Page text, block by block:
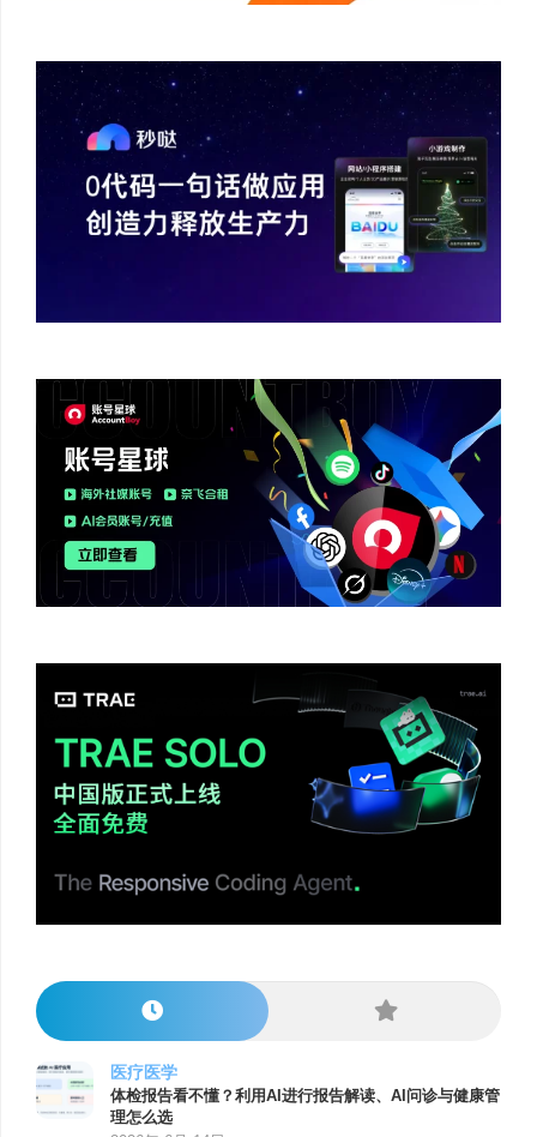
医疗医学
体检报告看不懂？利用AI进行报告解读、AI问诊与健康管
理怎么选